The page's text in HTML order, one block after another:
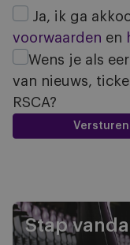
Ja, ik ga
voorwaarden en
Wens je als
van nieuws,
RSCA?
Stap